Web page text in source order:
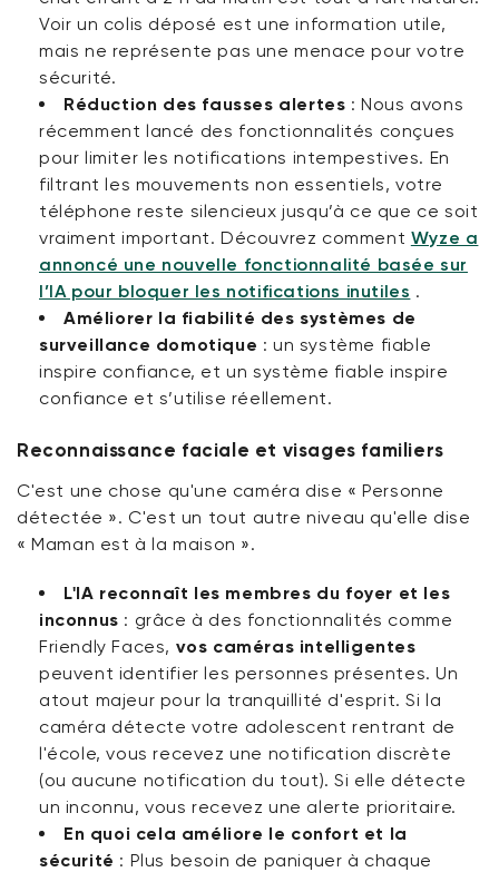
Voir un colis déposé est une information utile,
mais ne représente pas une menace pour votre
sécurité.
Réduction des fausses alertes : Nous avons
récemment lancé des fonctionnalités conçues
pour limiter les notifications intempestives. En
filtrant les mouvements non essentiels, votre
téléphone reste silencieux jusqu’à ce que ce soit
vraiment important. Découvrez comment Wyze a
annoncé une nouvelle fonctionnalité basée sur
l’IA pour bloquer les notifications inutiles .
Améliorer la fiabilité des systèmes de
surveillance domotique : un système fiable
inspire confiance, et un système fiable inspire
confiance et s’utilise réellement.
Reconnaissance faciale et visages familiers
C'est une chose qu'une caméra dise « Personne
détectée ». C'est un tout autre niveau qu'elle dise
« Maman est à la maison ».
L'IA reconnaît les membres du foyer et les
inconnus : grâce à des fonctionnalités comme
Friendly Faces, vos caméras intelligentes
peuvent identifier les personnes présentes. Un
atout majeur pour la tranquillité d'esprit. Si la
caméra détecte votre adolescent rentrant de
l'école, vous recevez une notification discrète
(ou aucune notification du tout). Si elle détecte
un inconnu, vous recevez une alerte prioritaire.
En quoi cela améliore le confort et la
sécurité : Plus besoin de paniquer à chaque